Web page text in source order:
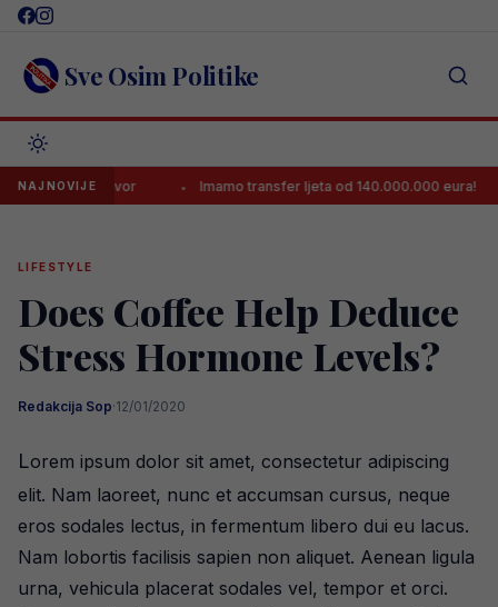
Skip
content Sve Osim Politike
NAJNOVIJE
odgovor Imamo transfer ljeta od 140.000.000 eura!
LIFESTYLE
Does Coffee Help Deduce
Stress Hormone Levels?
Redakcija Sop·12/01/2020
Lorem ipsum dolor sit amet, consectetur adipiscing
elit. Nam laoreet, nunc et accumsan cursus, neque
eros sodales lectus, in fermentum libero dui eu lacus.
Nam lobortis facilisis sapien non aliquet. Aenean ligula
urna, vehicula placerat sodales vel, tempor et orci.